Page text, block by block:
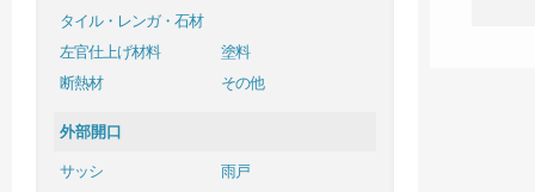
タイル・レンガ・石材
左官仕上げ材料
塗料
断熱材
その他
外部開口
サッシ
雨戸